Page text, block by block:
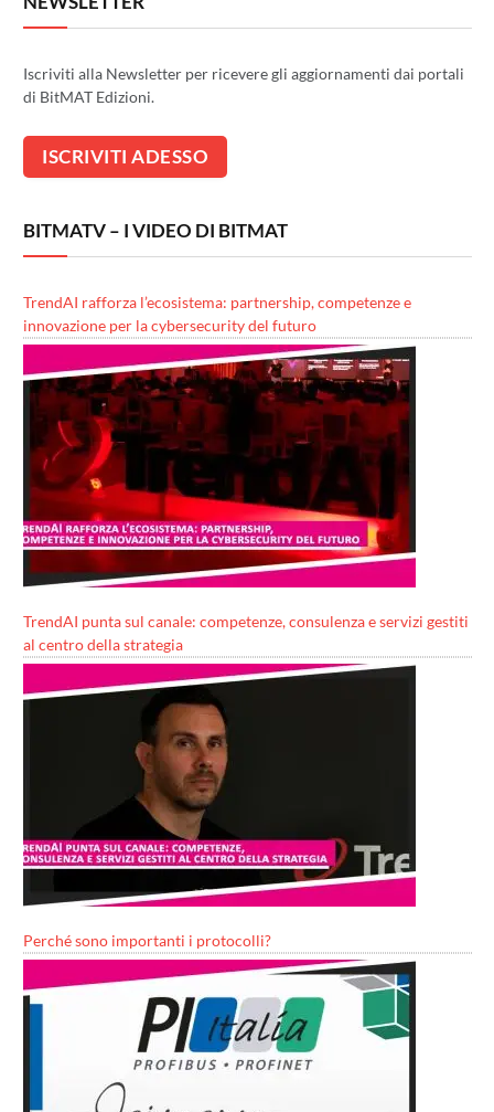
Iscriviti alla Newsletter per ricevere gli aggiornamenti dai portali
di BitMAT Edizioni.
BITMATV – I VIDEO DI BITMAT
TrendAI rafforza l’ecosistema: partnership, competenze e
innovazione per la cybersecurity del futuro
TrendAI punta sul canale: competenze, consulenza e servizi gestiti
al centro della strategia
Perché sono importanti i protocolli?